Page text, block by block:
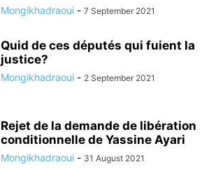
Mongikhadraoui - 7 September 2021
Quid de ces députés qui fuient la
justice?
Mongikhadraoui - 2 September 2021
Rejet de la demande de libération
conditionnelle de Yassine Ayari
Mongikhadraoui - 31 August 2021